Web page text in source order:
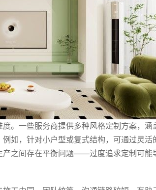
。一些服务商提供多种风格定制方案，涵
如，针对小户型或复式结构，可通过灵活
产之间存在平衡问题——过度追求定制可能